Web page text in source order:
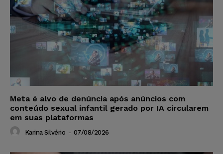
Meta é alvo de denúncia após anúncios com
conteúdo sexual infantil gerado por IA circularem
em suas plataformas
Karina Silvério - 07/08/2026